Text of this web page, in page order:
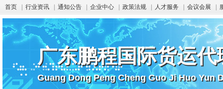
首页 行业资讯 通知公告 企业中心 政策法规 人才服务 会议会展
广东鹏程国际货运
广东鹏程国际货运
Guang Dong Peng Cheng Guo Ji Huo Yun
Guang Dong Peng Cheng Guo Ji Huo Yun